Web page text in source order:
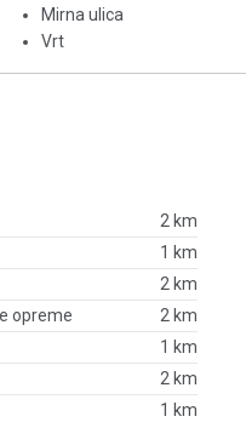
Mirna ulica
Vrt
2 km
1 km
2 km
opreme
2 km
1 km
2 km
1 km